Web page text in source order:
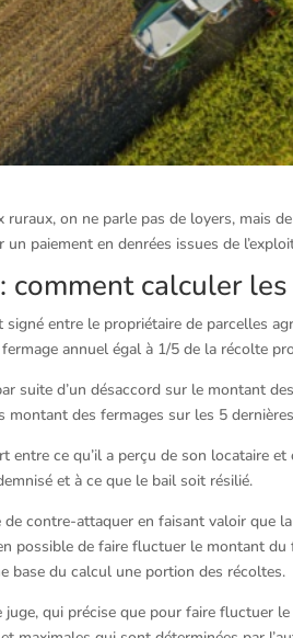
ruraux, on ne parle pas de loyers, mais
paiement en denrées issues de
comment calculer
signé entre le propriétaire de parcelles
annuel égal à 1/5 de la récolte
suite d’un désaccord sur le montant
montant des fermages sur les 5
entre ce qu’il a perçu de son locataire
et à ce que le bail soit résilié.
de contre-attaquer en faisant valoir que
possible de faire fluctuer le montant
base du calcul une portion des récoltes.
juge, qui précise que pour faire fluctuer